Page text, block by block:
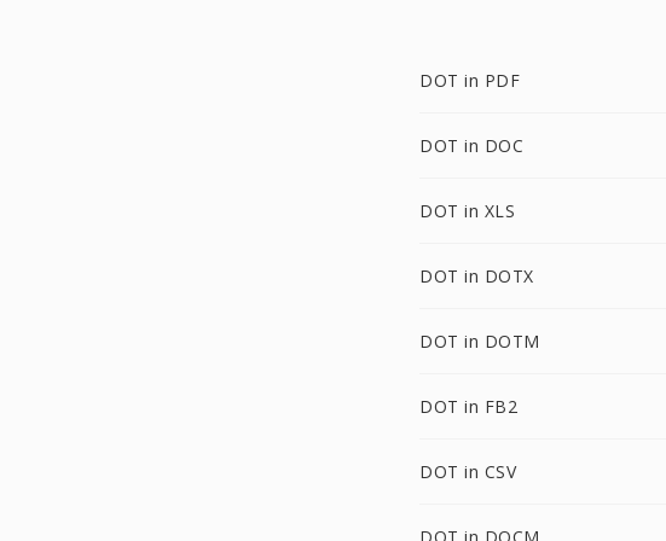
DOT in PDF
DOT in DOC
DOT in XLS
DOT in DOTX
DOT in DOTM
DOT in FB2
DOT in CSV